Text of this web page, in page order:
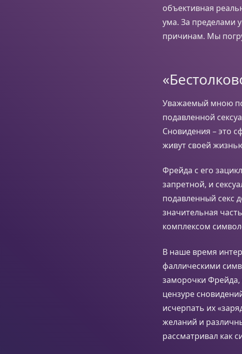
объективная
ума. За пределами
причинам. Мы
Уважаемый мною
подавленной
Сновидения – это
живут своей
Фрейда с его
запретной, и
подавленный секс
значительная
комплексом
В наше время
фаллическими
заморочки Фрейда,
цензуре
исчерпать их
желаний и
рассматривал как